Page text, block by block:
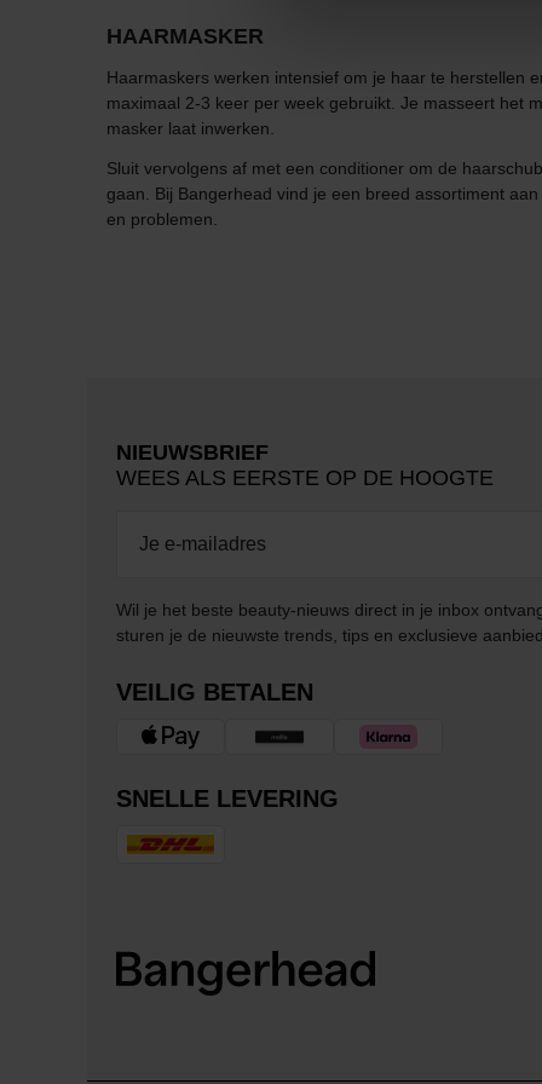
HAARMASKER
Haarmaskers werken intensief om je haar te herstellen
maximaal 2-3 keer per week gebruikt. Je masseert het
masker laat inwerken.
Sluit vervolgens af met een conditioner om de
gaan. Bij Bangerhead vind je een breed assortiment
en problemen.
NIEUWSBRIEF
WEES ALS EERSTE OP DE HOOGTE
Wil je het beste beauty-nieuws direct in je inbox
sturen je de nieuwste trends, tips en exclusieve
VEILIG BETALEN
SNELLE LEVERING